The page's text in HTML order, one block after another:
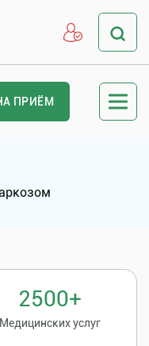
ПРИЁМ
2500+
Медицинских услуг